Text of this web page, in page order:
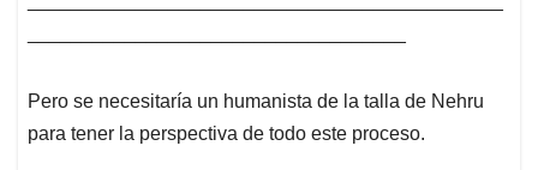
Pero se necesitaría un humanista de la talla de Nehru
para tener la perspectiva de todo este proceso.